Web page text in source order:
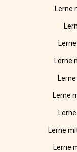
Lerne
Lerne
Lerne
Lerne
Lerne